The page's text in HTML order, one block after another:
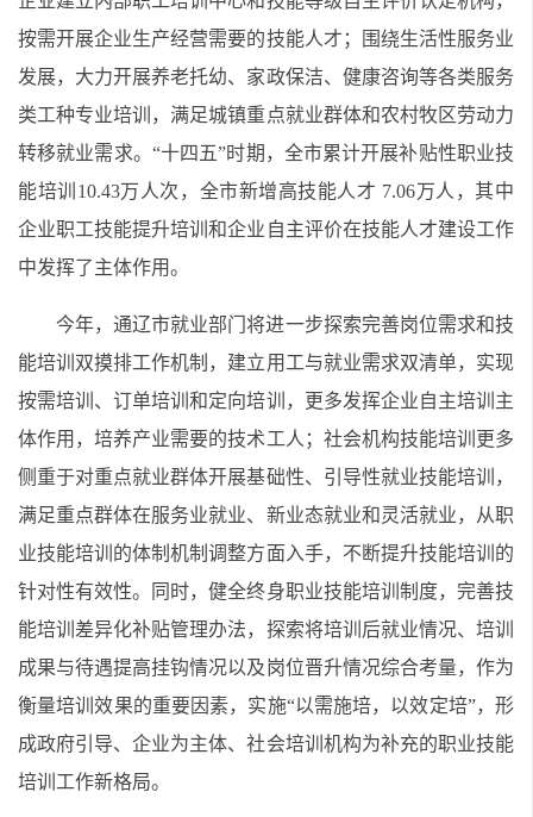
按需开展企业生产经营需要的技能人才；围绕生活性服务业
发展，大力开展养老托幼、家政保洁、健康咨询等各类服务
类工种专业培训，满足城镇重点就业群体和农村牧区劳动力
转移就业需求。“十四五”时期，全市累计开展补贴性职业技
能培训10.43万人次，全市新增高技能人才 7.06万人，其中
企业职工技能提升培训和企业自主评价在技能人才建设工作
中发挥了主体作用。
今年，通辽市就业部门将进一步探索完善岗位需求和技
能培训双摸排工作机制，建立用工与就业需求双清单，实现
按需培训、订单培训和定向培训，更多发挥企业自主培训主
体作用，培养产业需要的技术工人；社会机构技能培训更多
侧重于对重点就业群体开展基础性、引导性就业技能培训，
满足重点群体在服务业就业、新业态就业和灵活就业，从职
业技能培训的体制机制调整方面入手，不断提升技能培训的
针对性有效性。同时，健全终身职业技能培训制度，完善技
能培训差异化补贴管理办法，探索将培训后就业情况、培训
成果与待遇提高挂钩情况以及岗位晋升情况综合考量，作为
衡量培训效果的重要因素，实施“以需施培，以效定培”，形
成政府引导、企业为主体、社会培训机构为补充的职业技能
培训工作新格局。